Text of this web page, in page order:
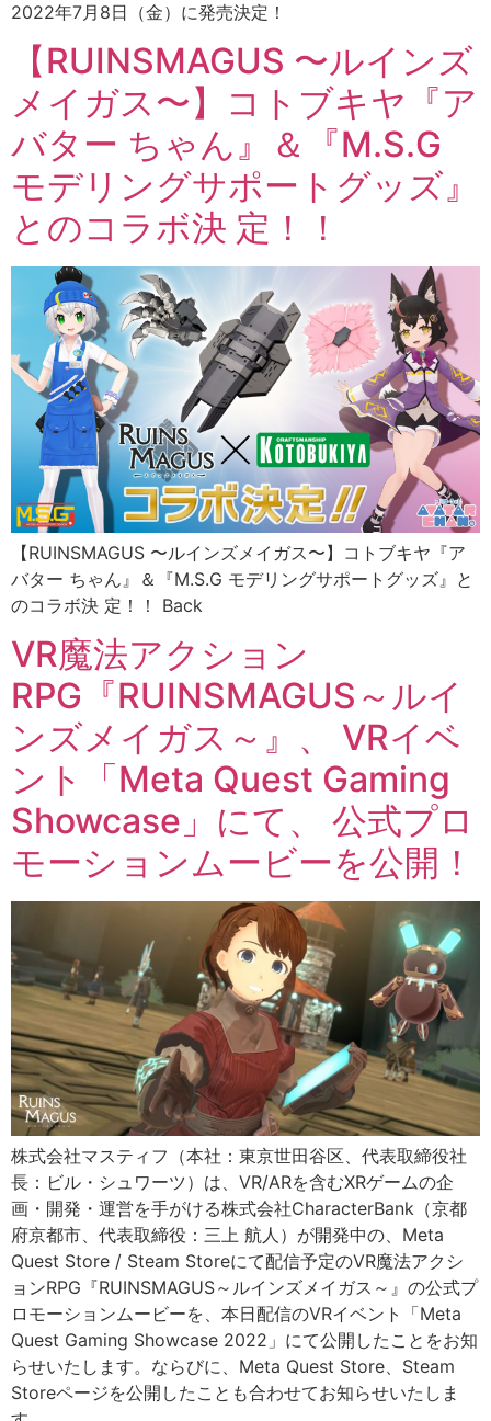
2022年7月8日（金）に発売決定！
【RUINSMAGUS 〜ルインズ
メイガス〜】コトブキヤ『ア
バター ちゃん』＆『M.S.G
モデリングサポートグッズ』
とのコラボ決 定！！
【RUINSMAGUS 〜ルインズメイガス〜】コトブキヤ『ア
バター ちゃん』＆『M.S.G モデリングサポートグッズ』と
のコラボ決 定！！ Back
VR魔法アクション
RPG『RUINSMAGUS～ルイ
ンズメイガス～』、 VRイベ
ント「Meta Quest Gaming
Showcase」にて、 公式プロ
モーションムービーを公開！
株式会社マスティフ（本社：東京世田谷区、代表取締役社
長：ビル・シュワーツ）は、VR/ARを含むXRゲームの企
画・開発・運営を手がける株式会社CharacterBank（京都
府京都市、代表取締役：三上 航人）が開発中の、Meta
Quest Store / Steam Storeにて配信予定のVR魔法アクシ
ョンRPG『RUINSMAGUS～ルインズメイガス～』の公式プ
ロモーションムービーを、本日配信のVRイベント「Meta
Quest Gaming Showcase 2022」にて公開したことをお知
らせいたします。ならびに、Meta Quest Store、Steam
Storeページを公開したことも合わせてお知らせいたしま